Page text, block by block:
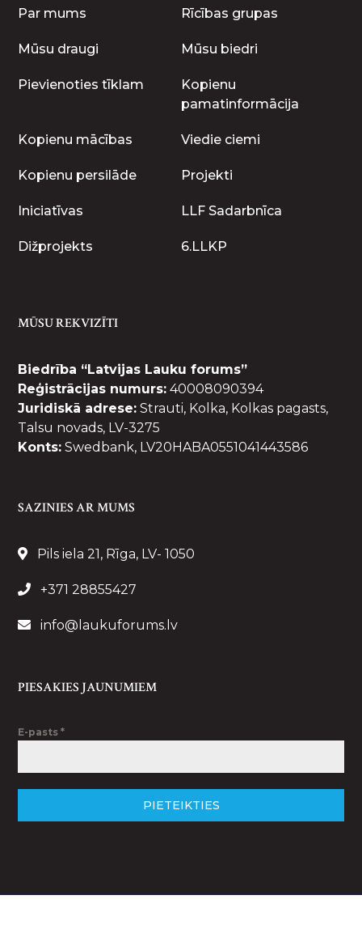
Par mums Rīcības grupas
Mūsu draugi Mūsu biedri
Pievienoties tīklam
Kopienu
pamatinformācija
Kopienu mācības Viedie ciemi
Kopienu persilāde Projekti
Iniciatīvas LLF Sadarbnīca
Dižprojekts 6.LLKP
MŪSU REKVIZĪTI
Biedrība “Latvijas Lauku forums”
Reģistrācijas numurs: 40008090394
Juridiskā adrese: Strauti, Kolka, Kolkas pagasts,
Talsu novads, LV-3275
Konts: Swedbank, LV20HABA0551041443586
SAZINIES AR MUMS
Pils iela 21, Rīga, LV- 1050
+371 28855427
info@laukuforums.lv
PIESAKIES JAUNUMIEM
E-pasts*
PIETEIKTIES